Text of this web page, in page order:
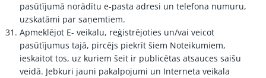
pasūtījumā norādītu e-pasta adresi un telefona numuru,
uzskatāmi par saņemtiem.
Apmeklējot E- veikalu, reģistrējoties un/vai veicot
pasūtījumus tajā, pircējs piekrīt šiem Noteikumiem,
ieskaitot tos, uz kuriem šeit ir publicētas atsauces saišu
veidā. Jebkuri jauni pakalpojumi un Interneta veikala